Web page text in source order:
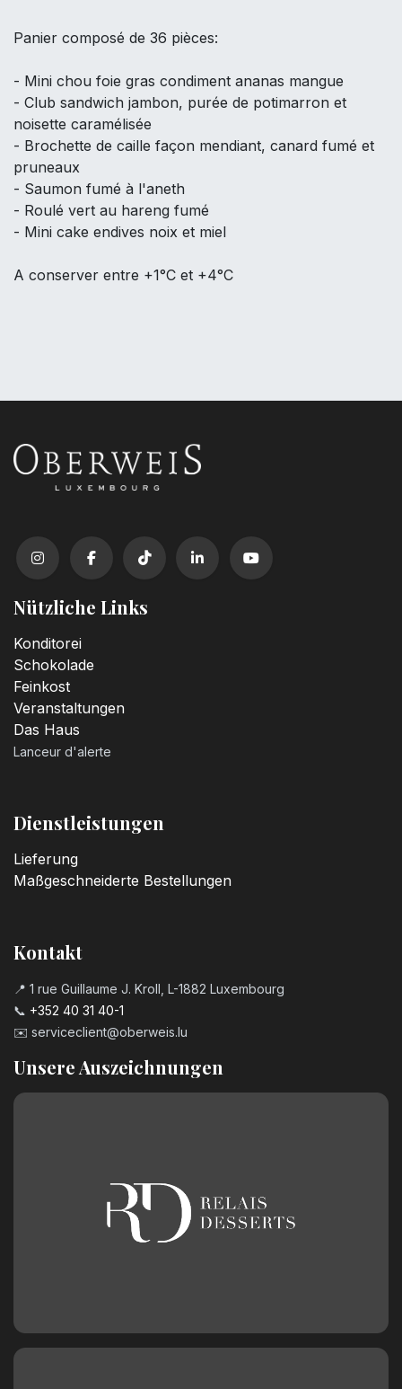
Panier composé de 36 pièces:
- Mini chou foie gras condiment ananas mangue
- Club sandwich jambon, purée de potimarron et
noisette caramélisée
- Brochette de caille façon mendiant, canard fumé et
pruneaux
- Saumon fumé à l'aneth
- Roulé vert au hareng fumé
- Mini cake endives noix et miel
A conserver entre +1°C et +4°C
Nützliche Links
Konditorei
Schokolade
Feinkost
Veranstaltungen
Das Haus
Lanceur d'alerte
Dienstleistungen
Lieferung
Maßgeschneiderte Bestellungen
Kontakt
📍 1 rue Guillaume J. Kroll, L-1882 Luxembourg
📞 +352 40 31 40-1
✉️ serviceclient@oberweis.lu
Unsere Auszeichnungen